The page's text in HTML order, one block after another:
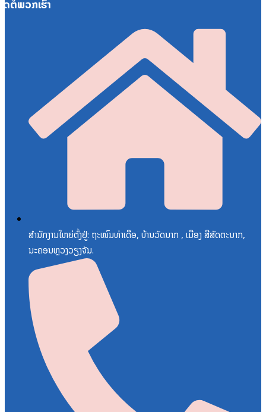
ຕໍ່ພວກເຮົາ
ສຳນັກງານໃຫຍ່ຕັ້ງຢູ່: ຖະໜົນທ່າເດືອ, ບ້ານວັດນາກ , ເມືອງ ສີສັດຕະນາກ,
ນະຄອນຫຼວງວຽງຈັນ.